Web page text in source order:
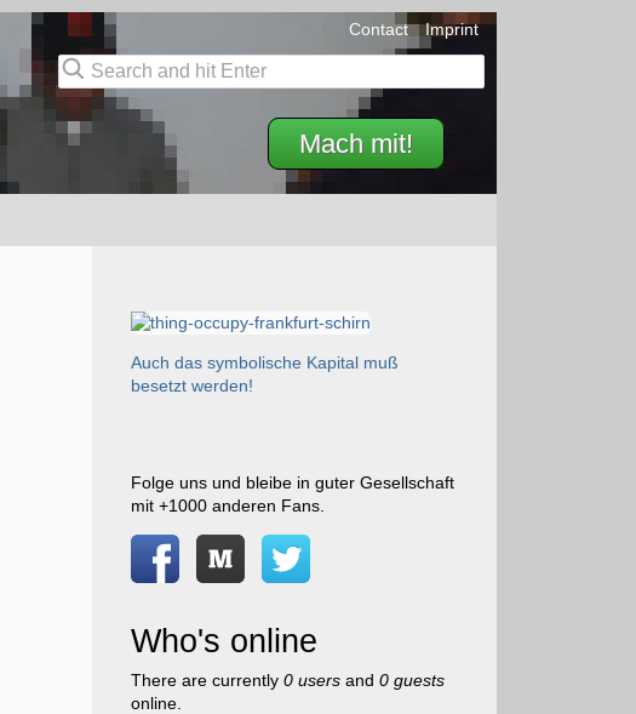
Mach mit!
Contact Imprint
Auch das symbolische Kapital muß
besetzt werden!
Folge uns und bleibe in guter Gesellschaft
mit +1000 anderen Fans.
Who's online
There are currently 0 usersand 0 guests
online.